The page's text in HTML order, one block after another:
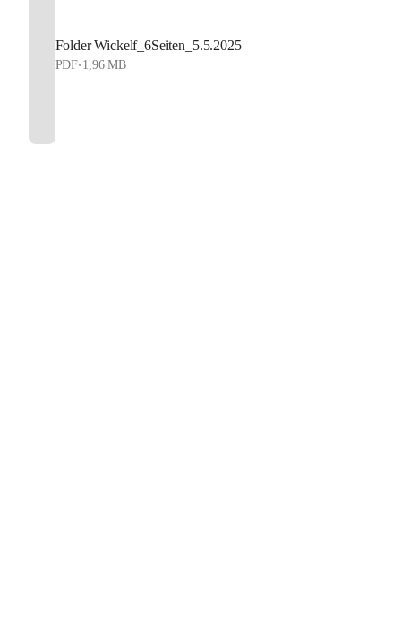
Folder Wickelf_6Seiten_5.5.2025
PDF•1,96 MB